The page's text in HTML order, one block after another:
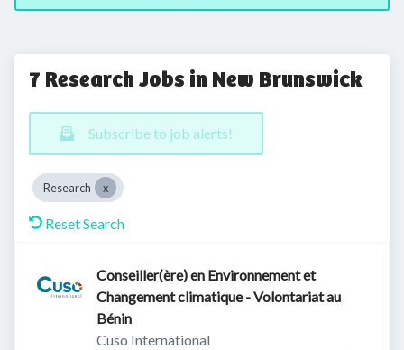
7 Research Jobs in New Brunswick
Subscribe to job alerts!
Research
Reset Search
Conseiller(ère) en Environnement et
Changement climatique - Volontariat au
Bénin
Cuso International